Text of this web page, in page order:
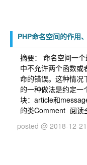
PHP命名空间的作用
摘要： 命名空间一
中不允许两个函数或
命的错误。这种情况
的一种做法是约定一
块：article和
的类Comment 阅读
posted @ 2018-12-